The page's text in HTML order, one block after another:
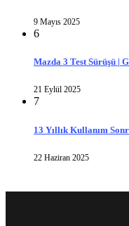
9 Mayıs 2025
6
Mazda 3 Test Sürüşü |
21 Eylül 2025
7
13 Yıllık Kullanım
22 Haziran 2025